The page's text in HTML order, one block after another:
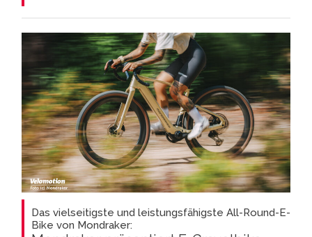
Das vielseitigste und leistungsfähigste All-Round-E-
Bike von Mondraker: